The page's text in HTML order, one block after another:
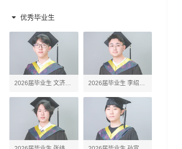
优秀毕业生
2026届毕业生 文济
Webster
2026届毕业生 李绍槐